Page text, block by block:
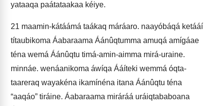
yataaqa paátataakaa kéiye.
21 maamin-kátáámá taákaq máráaro. naayóbáqá ketááí
títaubikoma Áabaraama Áánûqtumma amuqá amígáae
téna wemá Áánûqtu timá-amin-aimma mirá-uraine.
minnáe. wenáanikoma áwíqa Ááíteki wemmá óqta-
taareraq wayakéna ikamínéna itana Áánûqtu téna
“aaqáo” tiráine. Áabaraama miráráá uráiqtababoana